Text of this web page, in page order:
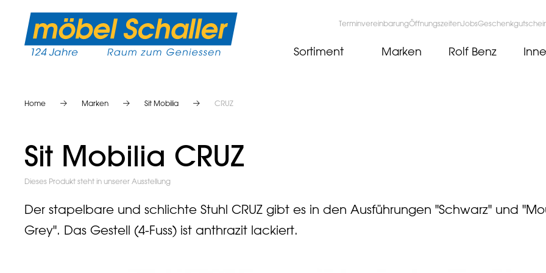
TerminvereinbarungÖffnungszeitenJobs
Sortiment Marken Rolf Benz
Home Marken Sit Mobilia CRUZ
Sit Mobilia CRUZ
Dieses Produkt steht in unserer Ausstellung
Der stapelbare und schlichte Stuhl CRUZ gibt es in den Ausführungen "Schwarz" und
Grey". Das Gestell (4-Fuss) ist anthrazit lackiert.